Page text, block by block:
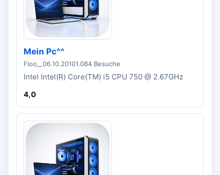
Mein Pc^^
Floo__ 06.10.20101.084 Besuche
Intel Intel(R) Core(TM) i5 CPU 750 @ 2.67GHz
4,0